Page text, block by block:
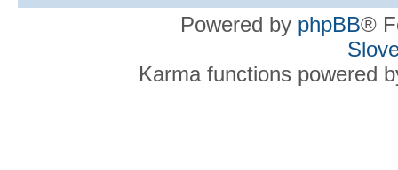
Powered by phpBB®
Karma functions powered